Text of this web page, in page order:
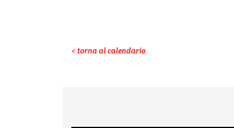
< torna al calendario